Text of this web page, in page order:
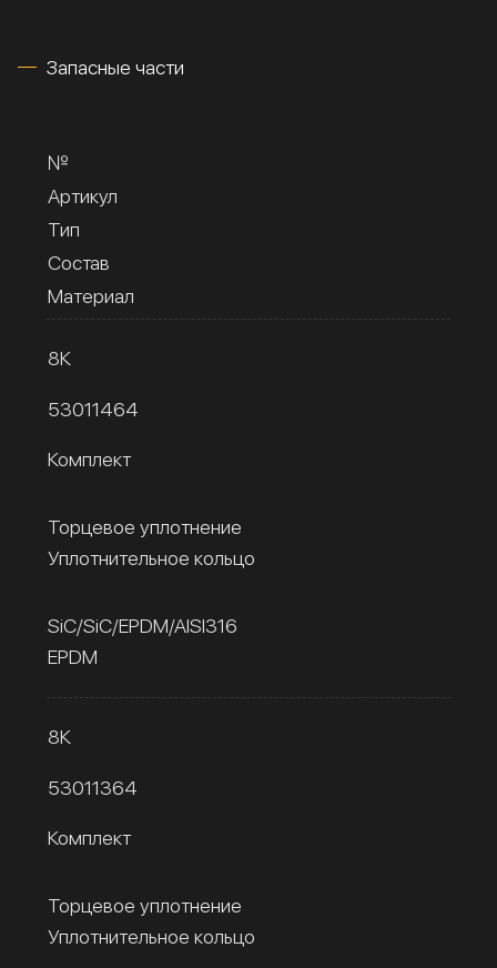
Запасные части
№
Артикул
Тип
Состав
Материал
8К
53011464
Комплект
Торцевое уплотнение
Уплотнительное кольцо
SiC/SiC/EPDM/AISI316
EPDM
8К
53011364
Комплект
Торцевое уплотнение
Уплотнительное кольцо